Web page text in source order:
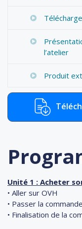
l’atelier
Produit
Unité 1 : Acheter
• Aller sur OVH
• Passer la
• Finalisation de la